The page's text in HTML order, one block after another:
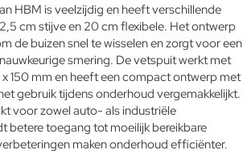
HBM is veelzijdig en heeft verschillende
cm stijve en 20 cm flexibele. Het ontwerp
de buizen snel te wisselen en zorgt voor een
smering. De vetspuit werkt met
150 mm en heeft een compact ontwerp met
gebruik tijdens onderhoud vergemakkelijkt.
voor zowel auto- als industriële
betere toegang tot moeilijk bereikbare
maken onderhoud efficiënter.